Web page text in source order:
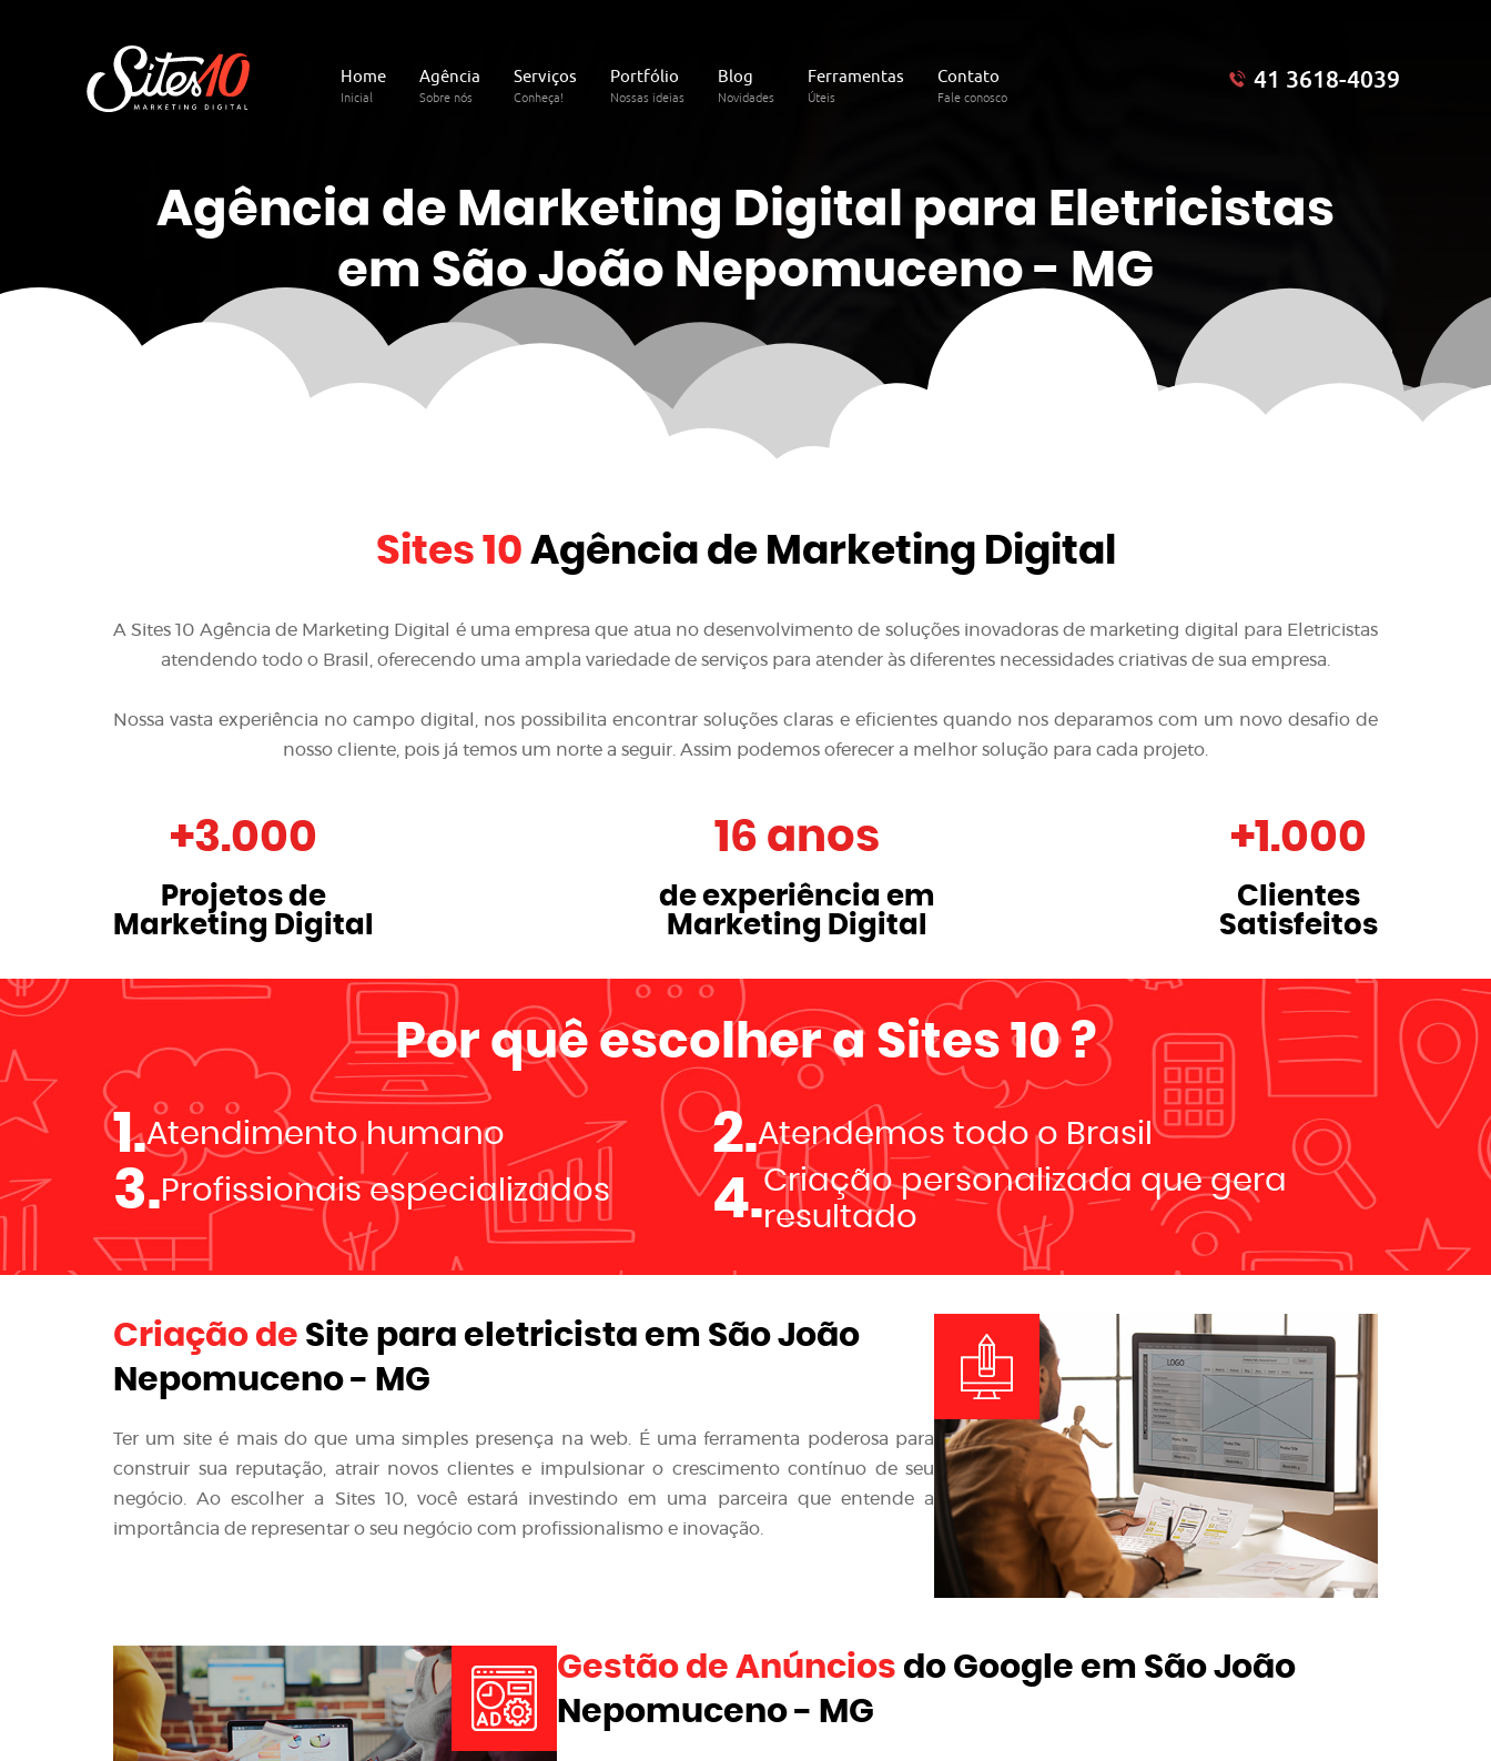
Home
Inicial
Agência
Sobre nós
Serviços
Conheça!
Portfólio
Nossas ideias
Blog
Novidades
Ferramentas
Úteis
Contato
Fale conosco
41 3618-4039
Agência de Marketing Digital para Eletricistas
em São João Nepomuceno - MG
Sites 10 Agência de Marketing Digital
ASites 10 Agência de Marketing Digital é uma empresa que atua no desenvolvimento de soluções inovadoras de marketing digital para Eletricistas
atendendo todo o Brasil, oferecendo uma ampla variedade de serviços para atender às diferentes necessidades criativas de sua empresa.
Nossa vasta experiência no campo digital, nos possibilita encontrar soluções claras e eficientes quando nos deparamos com um novo desafio de
nosso cliente, pois já temos um norte a seguir. Assim podemos oferecer a melhor solução para cada projeto.
+3.000
Projetos de
Marketing Digital
16 anos
de experiência em
Marketing Digital
+1.000
Clientes
Satisfeitos
Por quê escolher a Sites 10 ?
1.Atendimento humano 2.Atendemos todo o Brasil
3.Profissionais especializados 4.Criação personalizada que gera
resultado
Criação de Site para eletricista em São João
Nepomuceno - MG
Ter um site é mais do que uma simples presença na web. É uma ferramenta poderosa para
construir sua reputação, atrair novos clientes e impulsionar o crescimento contínuo de seu
negócio. Ao escolher a Sites 10, você estará investindo em uma parceira que entende a
importância de representar o seu negócio com profissionalismo e inovação.
Gestão de Anúncios do Google em São João
Nepomuceno - MG